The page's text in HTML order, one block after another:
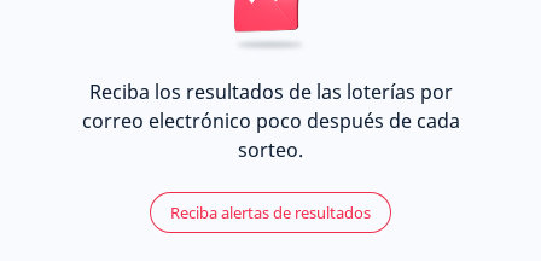
Reciba los resultados de las loterías por
correo electrónico poco después de cada
sorteo.
Reciba alertas de resultados